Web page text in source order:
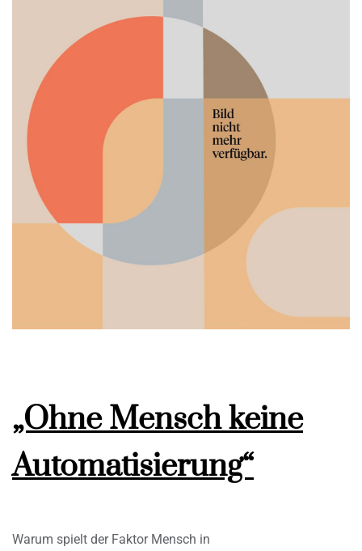
„Ohne Mensch keine
Automatisierung“
Warum spielt der Faktor Mensch in